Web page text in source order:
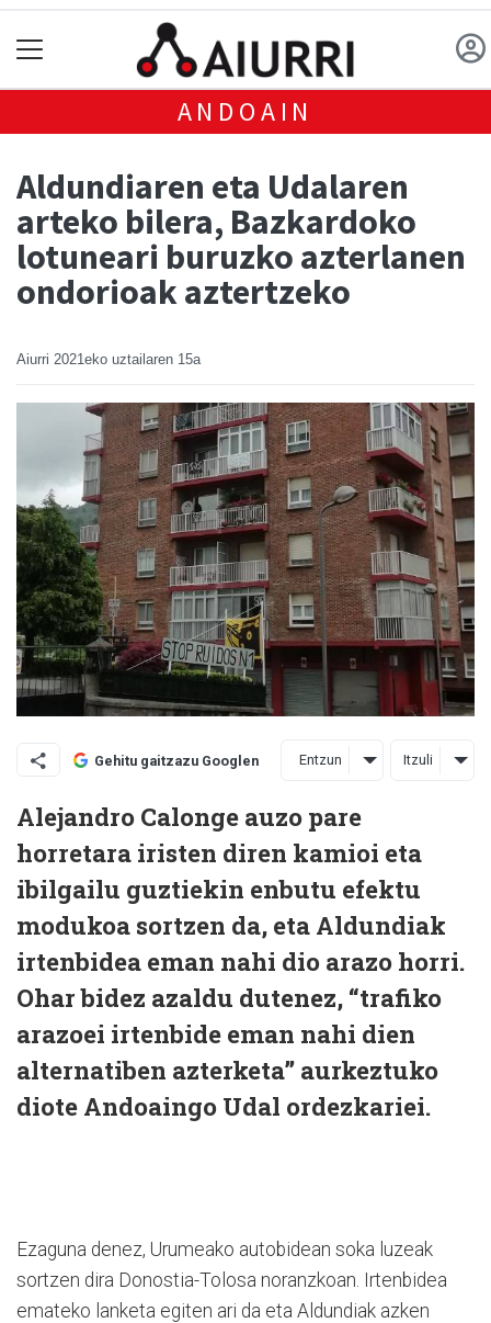
ANDOAIN
Aldundiaren eta Udalaren
arteko bilera, Bazkardoko
lotuneari buruzko azterlanen
ondorioak aztertzeko
Aiurri 2021eko uztailaren 15a
Gehitu gaitzazu Googlen Entzun Itzuli
Alejandro Calonge auzo pare
horretara iristen diren kamioi eta
ibilgailu guztiekin enbutu efektu
modukoa sortzen da, eta Aldundiak
irtenbidea eman nahi dio arazo horri.
Ohar bidez azaldu dutenez, “trafiko
arazoei irtenbide eman nahi dien
alternatiben azterketa” aurkeztuko
diote Andoaingo Udal ordezkariei.
Ezaguna denez, Urumeako autobidean soka luzeak
sortzen dira Donostia-Tolosa noranzkoan. Irtenbidea
emateko lanketa egiten ari da eta Aldundiak azken